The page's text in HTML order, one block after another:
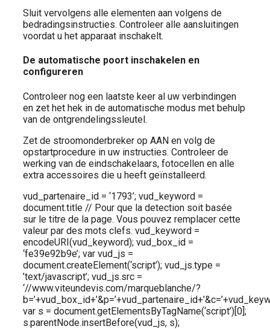
Sluit vervolgens alle elementen aan volgens de
bedradingsinstructies. Controleer alle aansluitingen
voordat u het apparaat inschakelt.
De automatische poort inschakelen en
configureren
Controleer nog een laatste keer al uw verbindingen
en zet het hek in de automatische modus met behulp
van de ontgrendelingssleutel.
Zet de stroomonderbreker op AAN en volg de
opstartprocedure in uw instructies. Controleer de
werking van de eindschakelaars, fotocellen en alle
extra accessoires die u heeft geïnstalleerd.
vud_partenaire_id = ‘1793’; vud_keyword =
document.title // Pour que la detection soit basée
sur le titre de la page. Vous pouvez remplacer cette
valeur par des mots clefs. vud_keyword =
encodeURI(vud_keyword); vud_box_id =
‘fe39e92b9e’; var vud_js =
document.createElement(‘script’); vud_js.type =
’text/javascript’; vud_js.src =
‘//www.viteundevis.com/marqueblanche/?
var s = document.getElementsByTagName(‘script’)[0];
s.parentNode.insertBefore(vud_js, s);